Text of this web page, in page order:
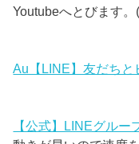
Youtubeへとびます
Au【LINE】友だちと
【公式】LINEグル